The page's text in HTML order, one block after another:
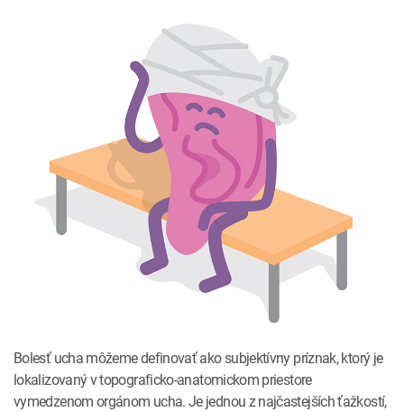
Human papillomavirus (HPV)
Bolesť ucha môžeme definovať ako subjektívny príznak, ktorý je
lokalizovaný v topograficko-anatomickom priestore
vymedzenom orgánom ucha. Je jednou z najčastejších ťažkostí,